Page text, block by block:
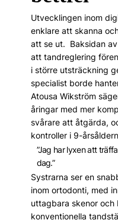
Utvecklingen inom
enklare att skanna
att se ut. Baksidan
att tandreglering
i större utsträckning
specialist borde
Atousa Wikström
åringar med mer
svårare att åtgärda,
kontroller i 9-
”Jag har lyxen att
dag.”
Systrarna ser en
inom ortodonti, med
uttagbara skenor och
konventionella